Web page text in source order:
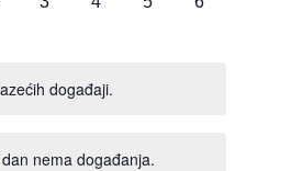
događaji.
nema događanja.